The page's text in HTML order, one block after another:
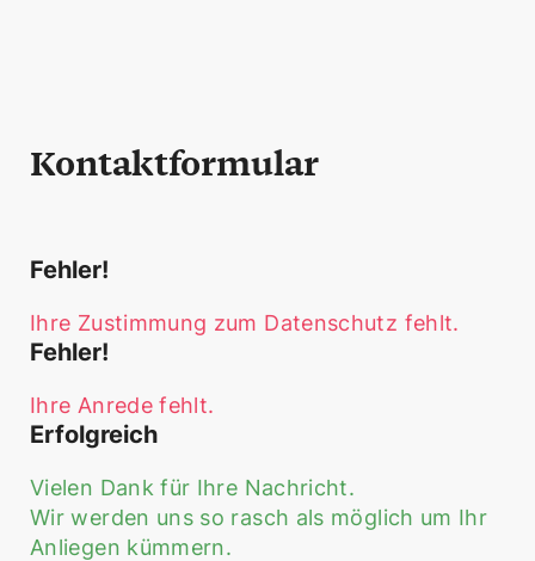
Kontaktformular
Fehler!
Ihre Zustimmung zum Datenschutz fehlt.
Fehler!
Ihre Anrede fehlt.
Erfolgreich
Vielen Dank für Ihre Nachricht.
Wir werden uns so rasch als möglich um Ihr
Anliegen kümmern.